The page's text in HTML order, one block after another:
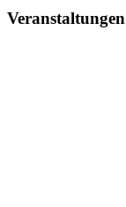
Veranstaltungen